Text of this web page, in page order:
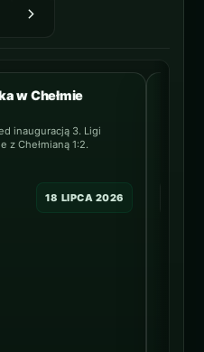
NAJNOWSZY
w Chełmie
inauguracją 3. Ligi
z Chełmianą 1:2.
18 LIPCA 2026